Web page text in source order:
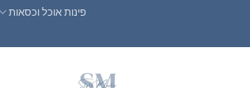
content
פינות אוכל וכסאות